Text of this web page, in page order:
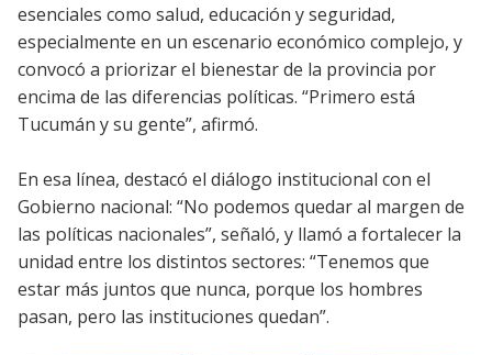
esenciales como salud, educación y seguridad,
especialmente en un escenario económico complejo, y
convocó a priorizar el bienestar de la provincia por
encima de las diferencias políticas. “Primero está
Tucumán y su gente”, afirmó.
En esa línea, destacó el diálogo institucional con el
Gobierno nacional: “No podemos quedar al margen de
las políticas nacionales”, señaló, y llamó a fortalecer la
unidad entre los distintos sectores: “Tenemos que
estar más juntos que nunca, porque los hombres
pasan, pero las instituciones quedan”.